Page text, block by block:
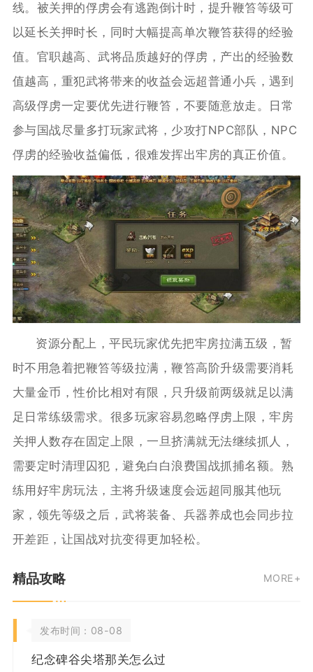
线。被关押的俘虏会有逃跑倒计时，提升鞭笞等级可
以延长关押时长，同时大幅提高单次鞭笞获得的经验
值。官职越高、武将品质越好的俘虏，产出的经验数
值越高，重犯武将带来的收益会远超普通小兵，遇到
高级俘虏一定要优先进行鞭笞，不要随意放走。日常
参与国战尽量多打玩家武将，少攻打NPC部队，NPC
俘虏的经验收益偏低，很难发挥出牢房的真正价值。
资源分配上，平民玩家优先把牢房拉满五级，暂
时不用急着把鞭笞等级拉满，鞭笞高阶升级需要消耗
大量金币，性价比相对有限，只升级前两级就足以满
足日常练级需求。很多玩家容易忽略俘虏上限，牢房
关押人数存在固定上限，一旦挤满就无法继续抓人，
需要定时清理囚犯，避免白白浪费国战抓捕名额。熟
练用好牢房玩法，主将升级速度会远超同服其他玩
家，领先等级之后，武将装备、兵器养成也会同步拉
开差距，让国战对抗变得更加轻松。
精品攻略 MORE+
发布时间：08-08
纪念碑谷尖塔那关怎么过